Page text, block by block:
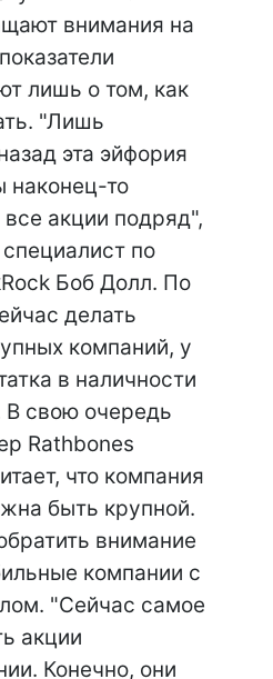
внимания на
лишь о том, как
"Лишь
эта эйфория
наконец-то
акции подряд",
по
Боб Долл. По
делать
компаний, у
в наличности
В свою очередь
Rathbones
что компания
быть крупной.
внимание
компании с
"Сейчас самое
акции
Конечно, они